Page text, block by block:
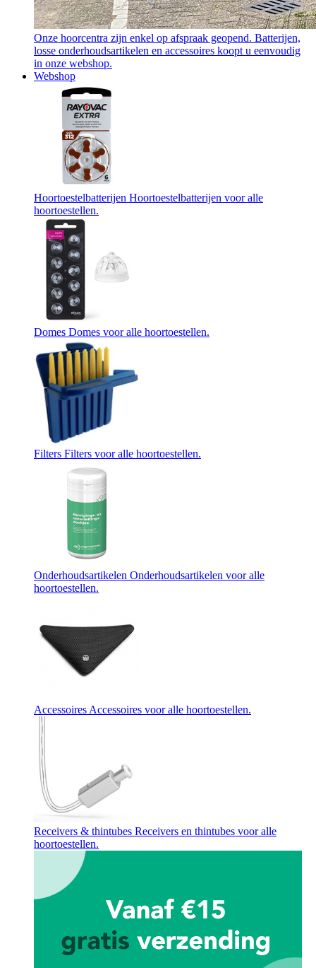
Onze hoorcentra zijn enkel op afspraak geopend. Batterijen,
losse onderhoudsartikelen en accessoires koopt u eenvoudig
in onze webshop.
Webshop
Hoortoestelbatterijen Hoortoestelbatterijen voor alle
hoortoestellen.
Domes Domes voor alle hoortoestellen.
Filters Filters voor alle hoortoestellen.
Onderhoudsartikelen Onderhoudsartikelen voor alle
hoortoestellen.
Accessoires Accessoires voor alle hoortoestellen.
Receivers & thintubes Receivers en thintubes voor alle
hoortoestellen.